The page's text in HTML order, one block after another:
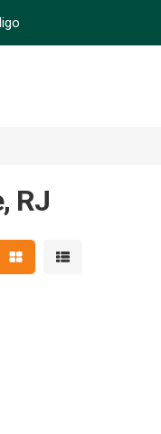
RJ
Mostrar resultados em
Mostrar